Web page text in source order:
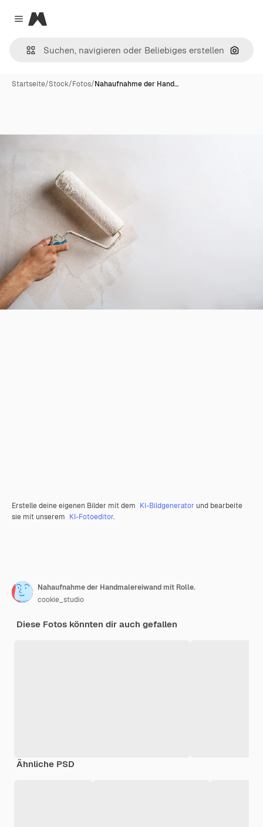
Close menu
Magnific
Nach
Startseite/Stock/Fotos/Nahaufnahme der Hand…
Erstelle deine eigenen Bilder mit dem KI-Bildgenerator und bearbeite
sie mit unserem KI-Fotoeditor.
Nahaufnahme der Handmalereiwand mit Rolle.
cookie_studio
Diese Fotos könnten dir auch gefallen
Ähnliche PSD